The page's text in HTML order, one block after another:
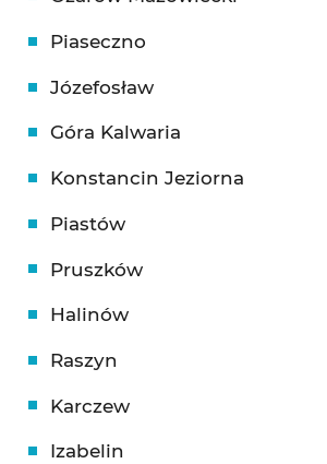
Piaseczno
Józefosław
Góra Kalwaria
Konstancin Jeziorna
Piastów
Pruszków
Halinów
Raszyn
Karczew
Izabelin